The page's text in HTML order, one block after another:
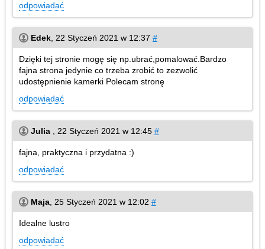
odpowiadać
Edek 22 Styczeń 2021 w 12:37 #
Dzięki tej stronie mogę się np.ubrać,pomalować.Bardzo
fajna strona jedynie co trzeba zrobić to zezwolić
udostępnienie kamerki Polecam stronę
odpowiadać
Julia 22 Styczeń 2021 w 12:45 #
fajna, praktyczna i przydatna :)
odpowiadać
Maja 25 Styczeń 2021 w 12:02 #
Idealne lustro
odpowiadać